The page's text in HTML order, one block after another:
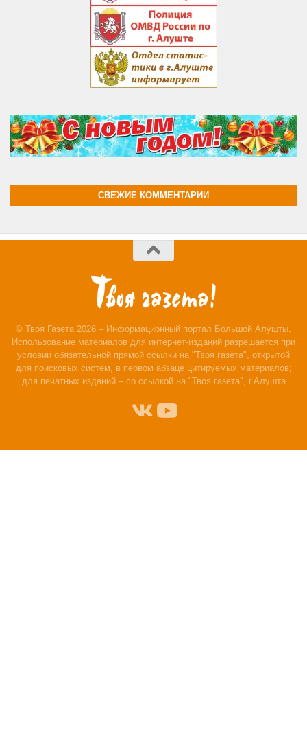
СВЕЖИЕ КОММЕНТАРИИ
© Твоя Газета 2026 – Информационный портал Большой Алушты.
Использование материалов для интернет-изданий разрешается при
условии обязательной прямой ссылки на "Твоя газета", открытой
для поисковых систем, в первом абзаце цитируемых материалов;
для печатных изданий – со ссылкой на "Твоя газета", г.Алушта